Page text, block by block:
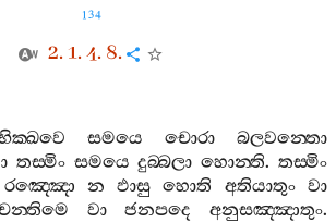
134
2. 1. 4. 8.
සමයෙ චොරා
බලවන‍්තො
තස‍්මිං සමයෙ දුබ‍්බලා හොන‍්ති.තස‍්මිං
රඤ‍්ඤො න ඵාසු හොති අතියාතුං වා
වා ජනපදෙ අනුසඤ‍්ඤාතුං.